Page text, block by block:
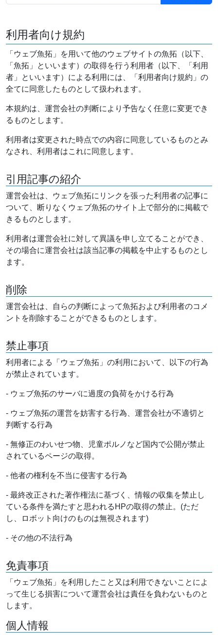
利用者向け規約
「ウェブ魚拓」を用いて他のウェブサイトの魚拓（以下、
「魚拓」といいます）の取得を行う利用者（以下、「利用
者」といいます）による利用には、「利用者向け規約」の
全てに同意したものとして扱われます。
本規約は、運営会社の判断により予告なく任意に変更でき
るものとします。
利用者は変更された時点での内容に同意しているものとみ
なされ、利用者はこれに同意します。
引用記事の紹介
運営会社は、ウェブ魚拓にリンクを張った利用者の記事に
ついて、断りなくウェブ魚拓のサイト上で部分的に掲載で
きるものとします。
利用者は運営会社に対して異議を申し立てることができ、
その場合に運営会社は該当記事の掲載を中止するものとし
ます。
削除
運営会社は、自らの判断によって魚拓および利用者のコメ
ントを削除することができるものとします。
禁止事項
利用者による「ウェブ魚拓」の利用において、以下の行為
が禁止されています。
- ウェブ魚拓のサーバに過度の負荷をかける行為
- ウェブ魚拓の運営を妨害する行為、運営会社が不適切と
判断する行為
- 無修正のわいせつ物、児童ポルノなど国内で公開が禁止
されているページの取得。
- 他者の権利を不当に侵害する行為
- 最終改正された著作権法に基づく、情報の収集を禁止し
ている条件を満たすと思われるHPの取得の禁止。(ただ
し、ロボット向けのものは無視されます)
- その他の不法行為
免責事項
「ウェブ魚拓」を利用したこと又は利用できないことによ
って生じる損害について運営会社は責任を負わないものと
します。
個人情報